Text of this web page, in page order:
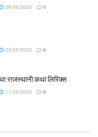
26/06/2020 0
20/05/2025 0
राजस्थानी कथा लिरिक्स
17/04/2020 0